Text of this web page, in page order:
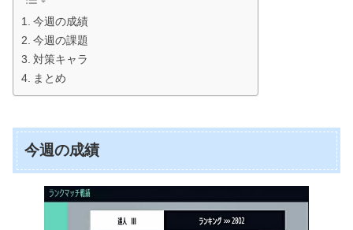
今週の成績
今週の課題
対策キャラ
まとめ
今週の成績